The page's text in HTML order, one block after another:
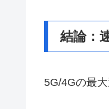
結論：
5G/4Gの最